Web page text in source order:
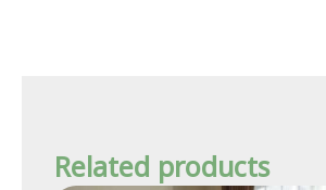
Related products